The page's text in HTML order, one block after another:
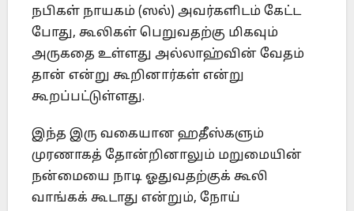
நபிகள் நாயகம் (ஸல்) அவர்களிடம் கேட்ட
போது, கூலிகள் பெறுவதற்கு மிகவும்
அருகதை உள்ளது அல்லாஹ்வின் வேதம்
தான் என்று கூறினார்கள் என்று
கூறப்பட்டுள்ளது.
இந்த இரு வகையான ஹதீஸ்களும்
முரணாகத் தோன்றினாலும் மறுமையின்
நன்மையை நாடி ஓதுவதற்குக் கூலி
வாங்கக் கூடாது என்றும், நோய்